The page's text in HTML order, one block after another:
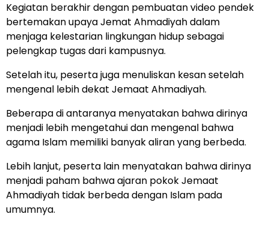
Kegiatan berakhir dengan pembuatan video pendek
bertemakan upaya Jemat Ahmadiyah dalam
menjaga kelestarian lingkungan hidup sebagai
pelengkap tugas dari kampusnya.
Setelah itu, peserta juga menuliskan kesan setelah
mengenal lebih dekat Jemaat Ahmadiyah.
Beberapa di antaranya menyatakan bahwa dirinya
menjadi lebih mengetahui dan mengenal bahwa
agama Islam memiliki banyak aliran yang berbeda.
Lebih lanjut, peserta lain menyatakan bahwa dirinya
menjadi paham bahwa ajaran pokok Jemaat
Ahmadiyah tidak berbeda dengan Islam pada
umumnya.